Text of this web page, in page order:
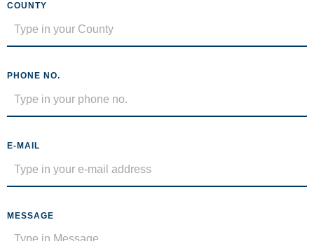
COUNTY
PHONE NO.
E-MAIL
MESSAGE